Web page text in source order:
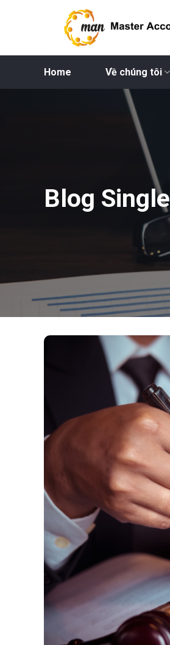
dung
Home Về chúng tôi
Blog Single